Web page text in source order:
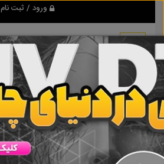
ورود / ثبت نام
برنامه اندروید
مرجع نیازمندیها و